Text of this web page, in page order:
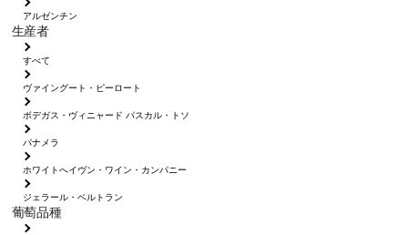
アルゼンチン
生産者
すべて
ヴァイングート・ピーロート
ボデガス・ヴィニャード パスカル・トソ
パナメラ
ホワイトへイヴン・ワイン・カンパニー
ジェラール・ベルトラン
葡萄品種